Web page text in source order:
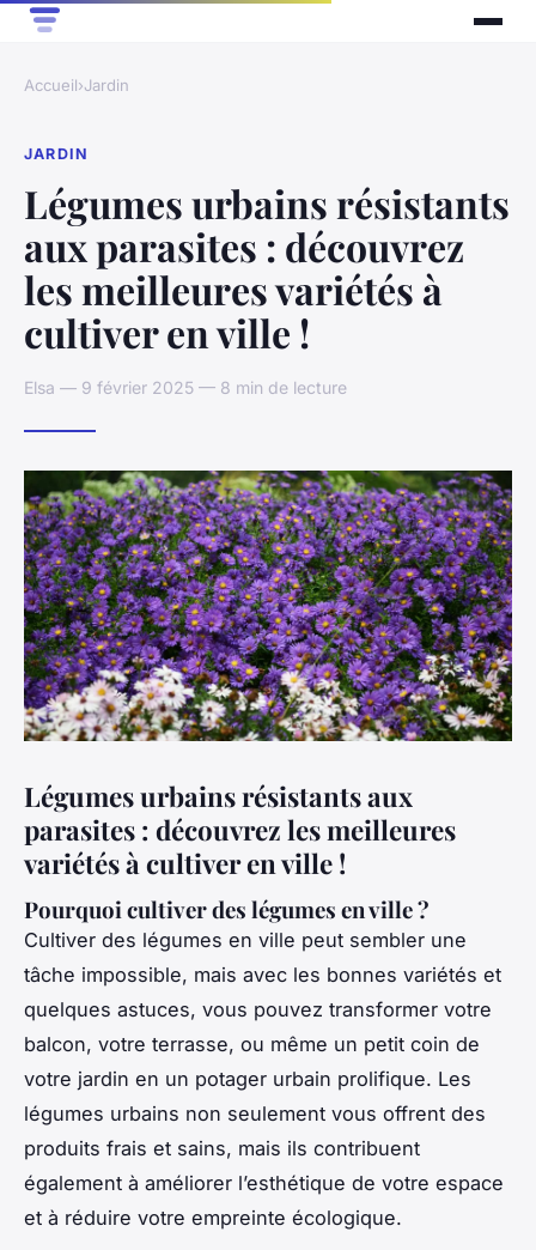
Accueil›Jardin
JARDIN
Légumes urbains résistants
aux parasites : découvrez
les meilleures variétés à
cultiver en ville !
Elsa — 9 février 2025 — 8 min de lecture
Légumes urbains résistants aux
parasites : découvrez les meilleures
variétés à cultiver en ville !
Pourquoi cultiver des légumes en ville ?
Cultiver des légumes en ville peut sembler une
tâche impossible, mais avec les bonnes variétés et
quelques astuces, vous pouvez transformer votre
balcon, votre terrasse, ou même un petit coin de
votre jardin en un potager urbain prolifique. Les
légumes urbains non seulement vous offrent des
produits frais et sains, mais ils contribuent
également à améliorer l’esthétique de votre espace
et à réduire votre empreinte écologique.